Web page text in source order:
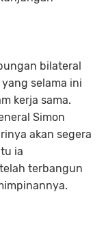
bilateral
selama ini
kerja sama.
Simon
akan segera
ia
terbangun